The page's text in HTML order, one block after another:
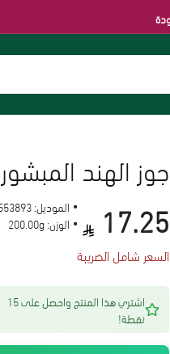
جوز الهند المبشورة 100جم عضوي
17.25
السعر شامل الضريبة
الموديل:
الوزن: 200.00g
اشتري هذا المنتج واحصل على 15
نقطة!